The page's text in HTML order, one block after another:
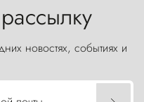
новостях, событиях и